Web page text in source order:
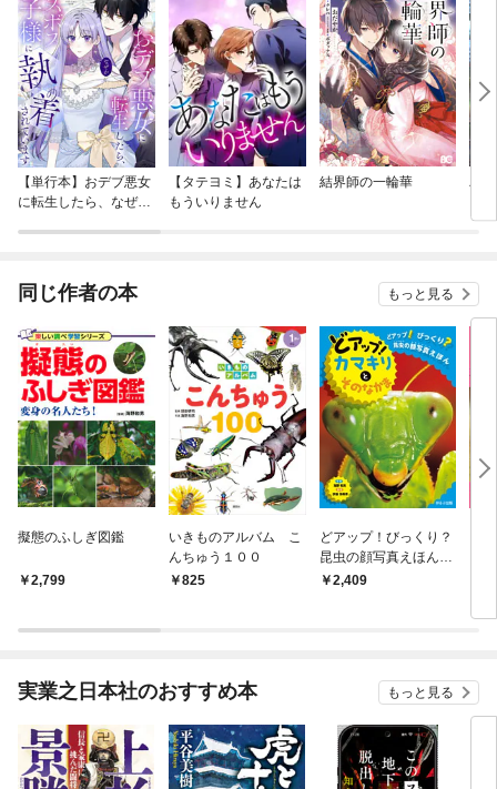
【単行本】おデブ悪女
に転生したら、なぜか
【タテヨミ】あなたは
もういりません
結界師の一輪華
バ
今
同じ作者の本 もっと見る
擬態のふしぎ図鑑
2,799
いきものアルバム こ
んちゅう１００
825
どアップ！びっくり？
昆虫の顔写真えほん
どアップ！カマキリと
2,409
実業之日本社のおすすめ本 もっと見る